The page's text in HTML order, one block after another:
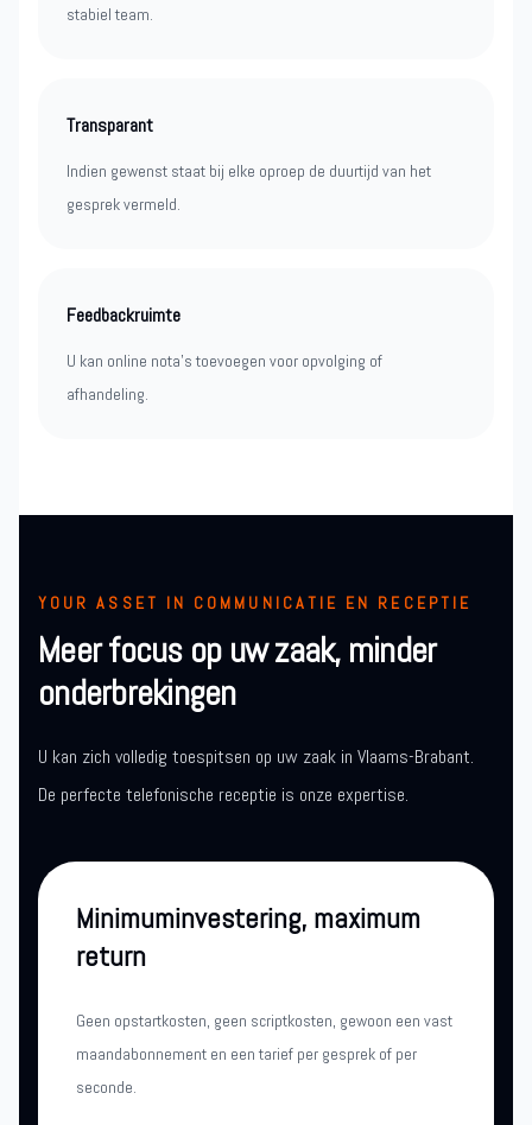
stabiel team.
Transparant
Indien gewenst staat bij elke oproep de duurtijd van het
gesprek vermeld.
Feedbackruimte
U kan online nota’s toevoegen voor opvolging of
afhandeling.
YOUR ASSET IN COMMUNICATIE EN RECEPTIE
Meer focus op uw zaak, minder
onderbrekingen
U kan zich volledig toespitsen op uw zaak in Vlaams-Brabant.
De perfecte telefonische receptie is onze expertise.
Minimuminvestering, maximum
return
Geen opstartkosten, geen scriptkosten, gewoon een vast
maandabonnement en een tarief per gesprek of per
seconde.